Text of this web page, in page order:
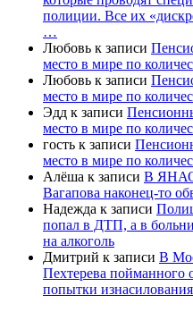
полиции. Все их
…
Любовь к записи
место в мире по
Любовь к записи
место в мире по
Эдд к записи
место в мире по
гость к записи
место в мире по
Алёша к записи В ЯНАО
Вагапова наконец-то
Надежда к записи
попал в ДТП, а в
на алкоголь
Дмитрий к записи В
Пехтерева пойманного
попытки изнасилования